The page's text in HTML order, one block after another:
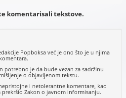
komentarisali tekstove.
Popboksa već je ono što je u njima
potrebno je da bude vezan za sadržinu
o objavljenom tekstu.
i netolerantne komentare, kao
Zakon o javnom informisanju.